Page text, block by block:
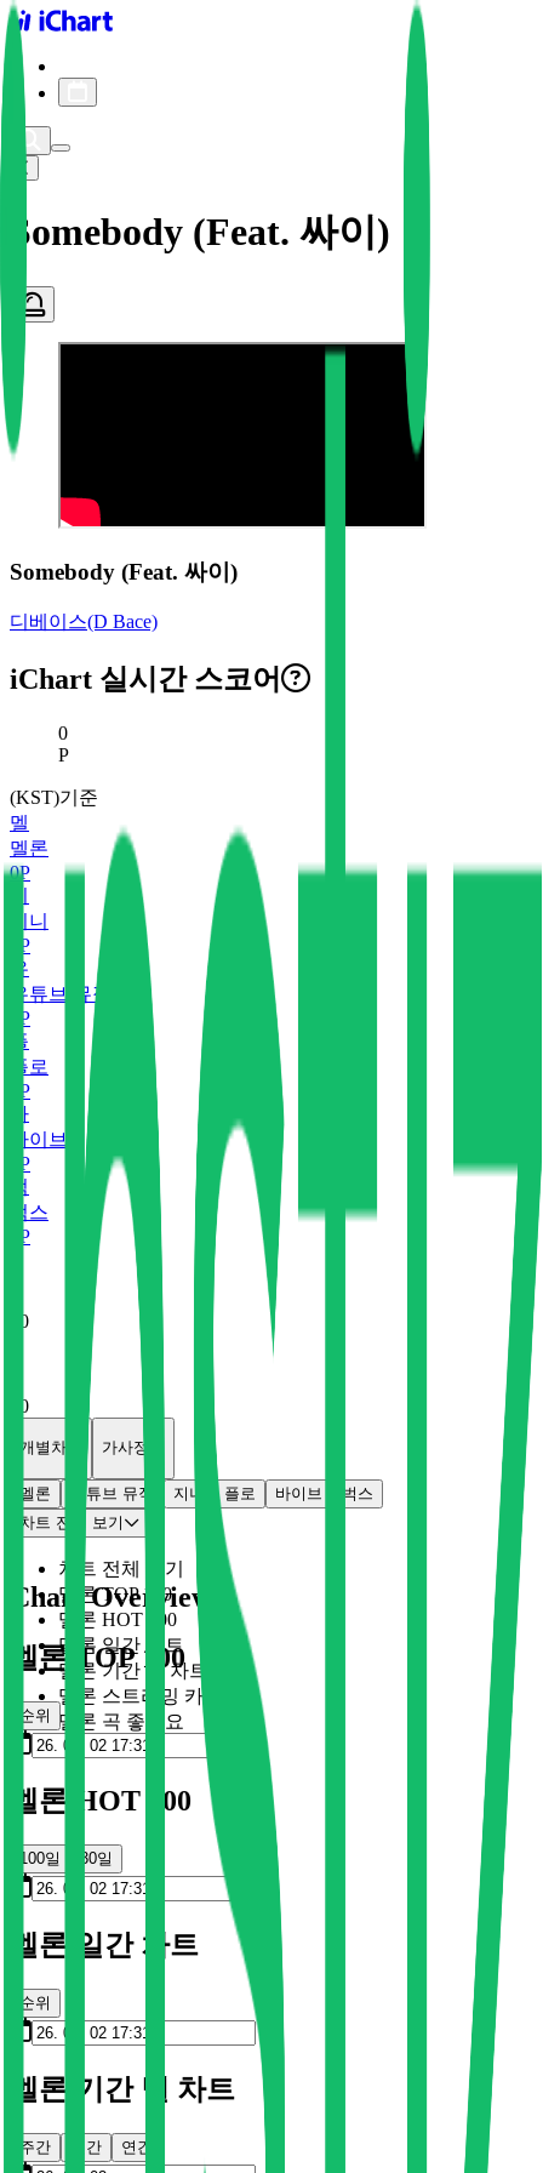
iChart logo
Somebody (Feat. 싸이)
Somebody (Feat. 싸이)
디베이스(D Bace)
iChart 실시간 스코어
현재 스코어
0
P
(KST)기준
멜
멜론
0P
지니
P
유
유튜브 뮤직
P
플
플로
P
바
바이브
P
벅
벅스
P
0
0
개별차트 가사정보
멜론 유튜브 뮤직 지니 플로 바이브
벅스
차트 전체 보기
차트 전체 보기
멜론 TOP 100
멜론 HOT 100
멜론 일간 차트
멜론 기간 별 차트
멜론 스트리밍 카드
멜론 곡 좋아요
Chart Overview
멜론 TOP 100
순위
멜론 HOT 100
100일 30일
멜론 일간 차트
순위
멜론 기간 별 차트
주간 월간 연간